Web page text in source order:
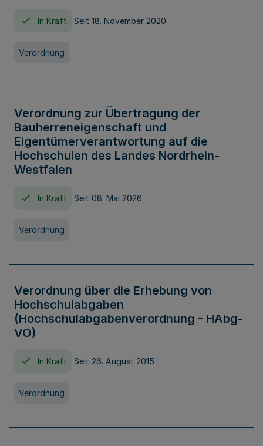
In Kraft Seit 18. November 2020
Verordnung
Verordnung zur Übertragung der
Bauherreneigenschaft und
Eigentümerverantwortung auf die
Hochschulen des Landes Nordrhein-
Westfalen
In Kraft Seit 08. Mai 2026
Verordnung
Verordnung über die Erhebung von
Hochschulabgaben
(Hochschulabgabenverordnung - HAbg-
VO)
In Kraft Seit 26. August 2015
Verordnung